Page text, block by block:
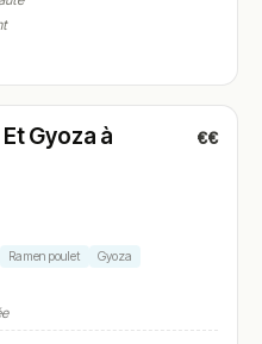
Gyoza à
€€
Ramen poulet Gyoza